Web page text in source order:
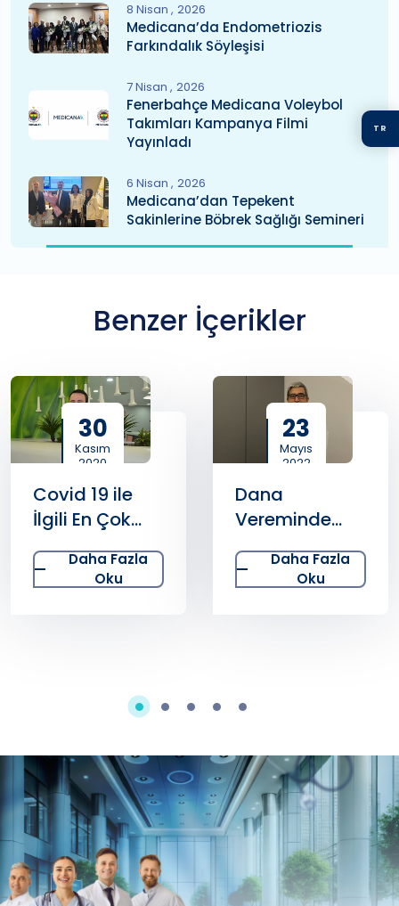
TR
8 Nisan 2026
Medicana’da Endometriozis
Farkındalık Söyleşisi
7 Nisan 2026
Fenerbahçe Medicana Voleybol
Takımları Kampanya Filmi
Yayınladı
6 Nisan 2026
Medicana’dan Tepekent
Sakinlerine Böbrek Sağlığı Semineri
Benzer İçerikler
30
Kasım
2020
Covid 19 ile
İlgili En Çok
Merak Edilen
SorularDaha Fazla
Oku
23
Mayıs
2022
Dana
Vereminde
Korkutan Artış
Daha Fazla
Oku